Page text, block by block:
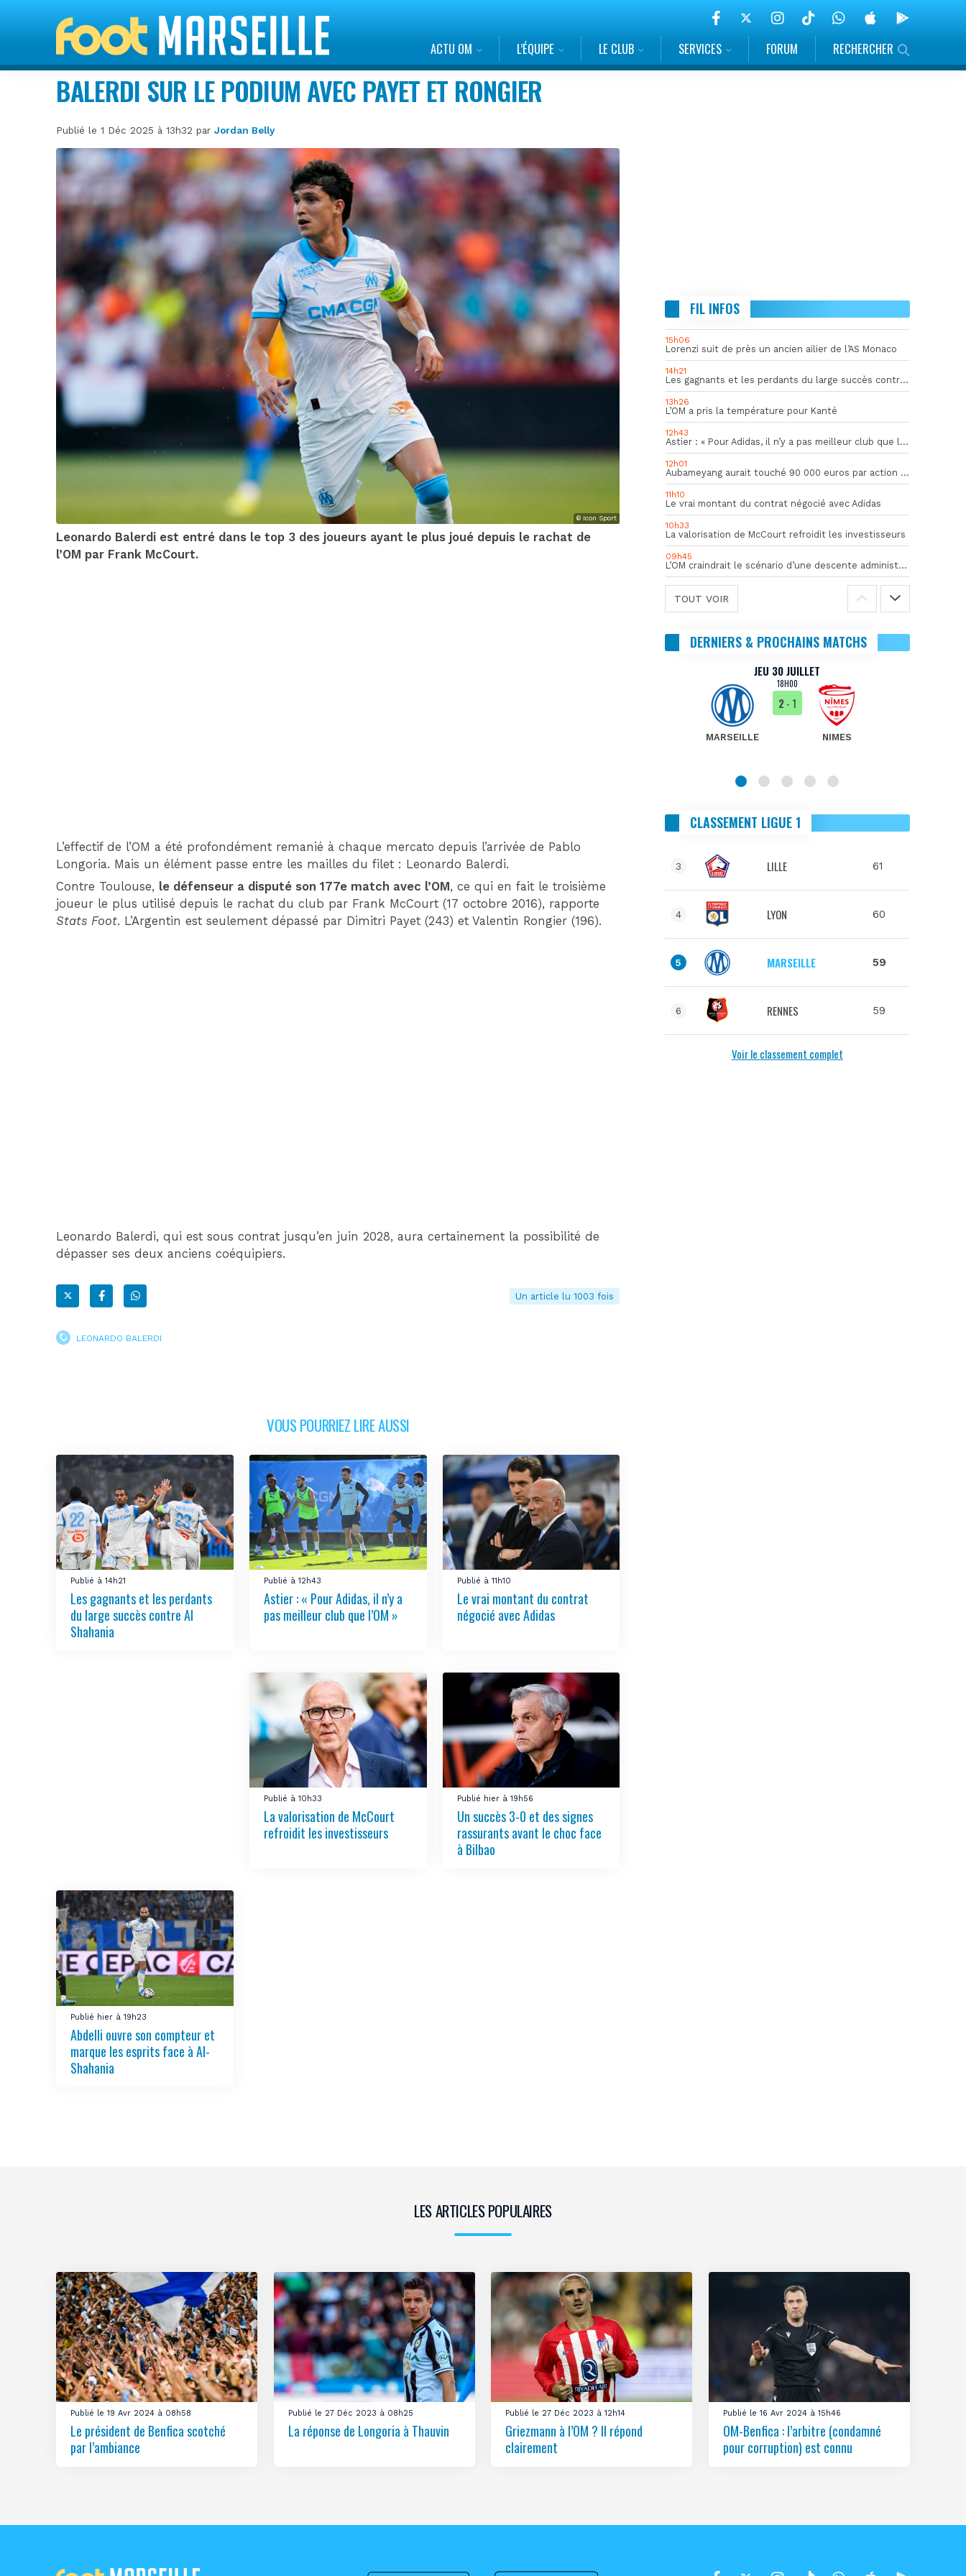
ACTU OM L’ÉQUIPE LE CLUB SERVICES FORUM RECHERCHER
BALERDI SUR LE PODIUM AVEC PAYET ET RONGIER
Publié le 1 Déc 2025 à 13h32 parJordan Belly
© Icon Sport
Leonardo Balerdi est entré dans le top 3 des joueurs ayant le plus joué depuis le rachat de
l’OM par Frank McCourt.
L’effectif de l’OM a été profondément remanié à chaque mercato depuis l’arrivée de Pablo
Longoria. Mais un élément passe entre les mailles du filet : Leonardo Balerdi.
Contre Toulouse, le défenseur a disputé son 177e match avec l’OM, ce qui en fait le troisième
joueur le plus utilisé depuis le rachat du club par Frank McCourt (17 octobre 2016), rapporte
Stats Foot. L’Argentin est seulement dépassé par Dimitri Payet (243) et Valentin Rongier (196).
Leonardo Balerdi, qui est sous contrat jusqu’en juin 2028, aura certainement la possibilité de
dépasser ses deux anciens coéquipiers.
Un article lu 1003 fois
LEONARDO BALERDI
VOUS POURRIEZ LIRE AUSSI
Publié à 14h21
Les gagnants et les perdants
du large succès contre Al
Shahania
Publié à 12h43
Astier : « Pour Adidas, il n’y a
pas meilleur club que l’OM »
Publié à 11h10
Le vrai montant du contrat
négocié avec Adidas
Publié à 10h33
La valorisation de McCourt
refroidit les investisseurs
Publié hier à 19h56
Un succès 3-0 et des signes
rassurants avant le choc face
à Bilbao
Publié hier à 19h23
Abdelli ouvre son compteur et
marque les esprits face à Al-
Shahania
FIL INFOS
15h06
Lorenzi suit de près un ancien ailier de l’AS Monaco
14h21
Les gagnants et les perdants du large succès contre Al Shahania
13h26
L’OM a pris la température pour Kanté
12h43
Astier : « Pour Adidas, il n’y a pas meilleur club que l’OM »
12h01
Aubameyang aurait touché 90 000 euros par action décisive
11h10
Le vrai montant du contrat négocié avec Adidas
10h33
La valorisation de McCourt refroidit les investisseurs
09h45
L’OM craindrait le scénario d’une descente administrative
TOUT VOIR
DERNIERS & PROCHAINS MATCHS
JEU 30 JUILLET
18H00
MARSEILLE
2- 1
NIMES
CLASSEMENT LIGUE 1
3 LILLE 61
4 LYON 60
5 MARSEILLE 59
6 RENNES 59
Voir le classement complet
LES ARTICLES POPULAIRES
Publié le 19 Avr 2024 à 08h58
Le président de Benfica scotché
par l’ambiance
Publié le 27 Déc 2023 à 08h25
La réponse de Longoria à Thauvin
Publié le 27 Déc 2023 à 12h14
Griezmann à l’OM ? Il répond
clairement
Publié le 16 Avr 2024 à 15h46
OM-Benfica : l’arbitre (condamné
pour corruption) est connu